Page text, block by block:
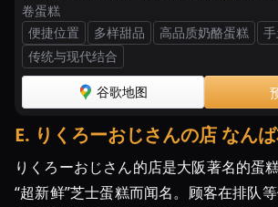
卷蛋糕
便捷位置
多样甜品 高品质奶酪蛋糕
传统与现代结合
谷歌地图
E. りくろーおじさんの店 なん
りくろーおじさん的店是大阪著名的蛋
“超新鲜”芝士蛋糕而闻名。顾客在排队